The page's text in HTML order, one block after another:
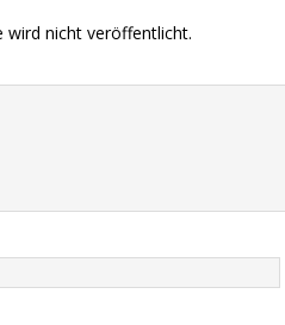
wird nicht veröffentlicht.